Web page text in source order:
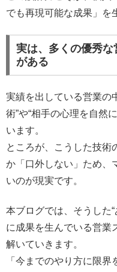
でも再現可能な成果」を
実は、多くの優秀
がある
実績を出している営業の
術”や“相手の心理を自然
います。
ところが、こうした技術
か「口外しない」ため、
いのが現実です。
本ブログでは、そうした
に成果を生んでいる営業
解いていきます。
「今までのやり方に限